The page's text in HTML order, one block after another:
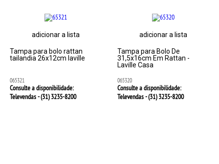
adicionar a lista
Tampa para bolo rattan
tailandia 26x12cm laville
065321
Consulte a disponibilidade:
Televendas - (31)3235-8200
adicionar a lista
Tampa para Bolo De
31,5x16cm Em Rattan -
Laville Casa
065320
Consulte a disponibilidade:
Televendas - (31)3235-8200